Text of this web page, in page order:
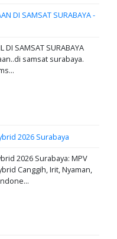
DI SAMSAT SURABAYA -
DI SAMSAT SURABAYA
samsat surabaya.
2026 Surabaya
2026 Surabaya: MPV
Canggih, Irit, Nyaman,